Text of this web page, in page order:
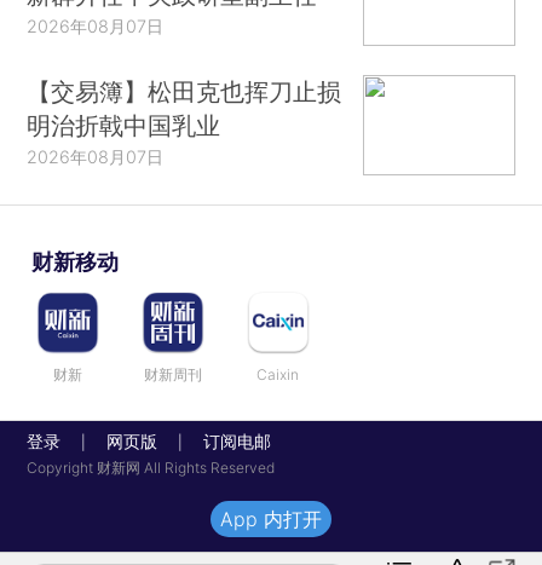
2026年08月07日
【交易簿】松田克也挥刀止损
明治折戟中国乳业
2026年08月07日
财新移动
财新 财新周刊 Caixin
登录 网页版 订阅电邮
Copyright 财新网 All Rights Reserved
App 内打开